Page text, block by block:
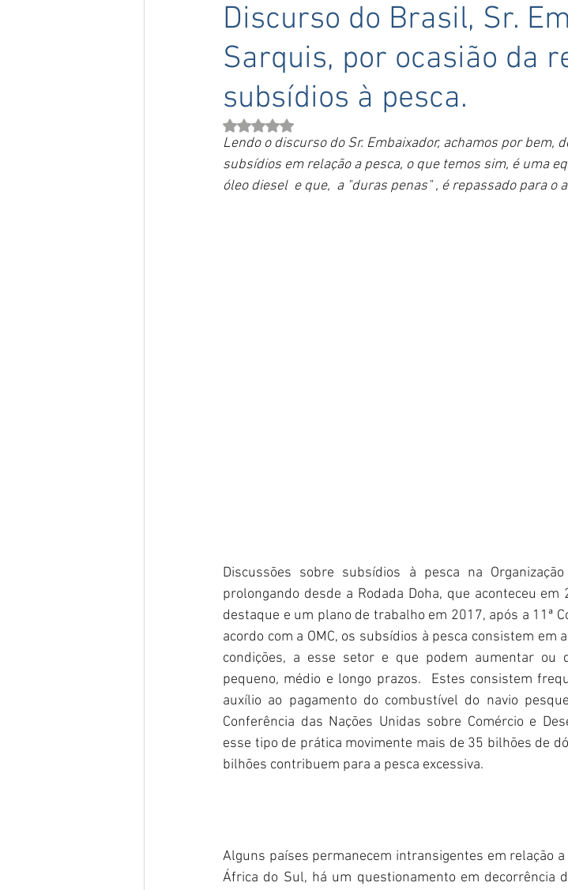
Discurso do Brasil, Sr.
Sarquis, por ocasião da
subsídios à pesca.
Avaliado com NaN de 5 estrelas.
Lendo o discurso do Sr. Embaixador, achamos por bem,
subsídios em relação a pesca, o que temos sim, é uma
óleo diesel  e que,  a "duras penas" , é repassado para o
Discussões sobre subsídios à pesca na
prolongando desde a Rodada Doha, que aconteceu
destaque e um plano de trabalho em 2017, após a 11ª
acordo com a OMC, os subsídios à pesca consistem em
condições, a esse setor e que podem aumentar
pequeno, médio e longo prazos.  Estes consistem
auxílio ao pagamento do combustível do navio
Conferência das Nações Unidas sobre Comércio e
esse tipo de prática movimente mais de 35 bilhões de
bilhões contribuem para a pesca excessiva.
Alguns países permanecem intransigentes em relação
África do Sul, há um questionamento em decorrência